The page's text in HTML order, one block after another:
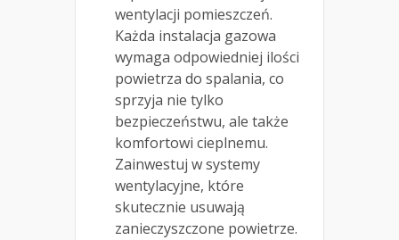
wentylacji pomieszczeń.
Każda instalacja gazowa
wymaga odpowiedniej ilości
powietrza do spalania, co
sprzyja nie tylko
bezpieczeństwu, ale także
komfortowi cieplnemu.
Zainwestuj w systemy
wentylacyjne, które
skutecznie usuwają
zanieczyszczone powietrze.